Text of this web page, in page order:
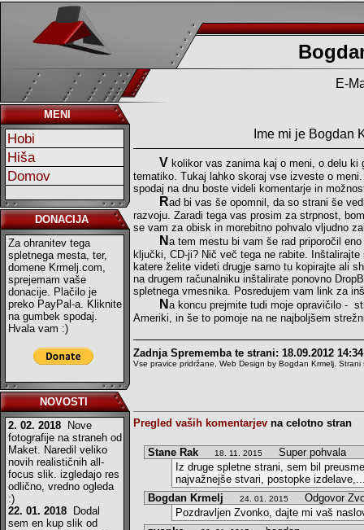
E-
MENI
Hobi
Hiša
Domov
DONACIJA
Za ohranitev tega
spletnega mesta, ter,
domene Krmelj.com,
sprejemam vaše
donacije. Plačilo je
preko PayPal-a. Kliknite
na gumbek spodaj.
Hvala vam :)
NOVOSTI
2. 02. 2018
Nove
fotografije na straneh od
Maket. Naredil veliko
novih realističnih all-
focus slik. izgledajo res
odlično, vredno ogleda
:)
22. 01. 2018
Dodal
sem en kup slik od
Ime mi je Bogdan
V kolikor vas zanima kaj o meni, o delu ki
tematiko. Tukaj lahko skoraj vse izveste o
spodaj na dnu boste videli komentarje in
Rad bi vas še opomnil, da so strani še
razvoju. Zaradi tega vas prosim za strpnost,
se vam za obisk in morebitno pohvalo vljudno
N a tem mestu bi vam še rad priporočil
ključki, CD-ji? Nič več tega ne rabite.
katere želite videti drugje samo tu kopirajte ali
na drugem računalniku inštalirate ponovno
spletnega vmesnika. Posredujem vam link za
N a koncu prejmite tudi moje opravičilo -
Ameriki, in še to pomoje na ne najboljšem
Zadnja Sprememba te strani: 18.09.2012
Vse pravice pridržane, Web Design by Bogdan Krmelj.
Pregled vaših komentarjev na celotno stran
Stane Rak 18. 11. 2015
Super pohvala
Iz druge spletne strani, sem bil
najvažnejše stvari, postopke
Bogdan Krmelj
24. 01. 2015
Odgovor
Pozdravljen Zvonko, dajte mi vaš